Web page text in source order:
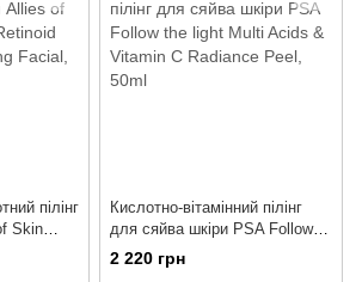
пілінг
Skin
Кислотно-вітамінний пілінг
для сяйва шкіри PSA Follow
the light Multi Acids & Vitamin
C Radiance Peel, 50ml
2 220 грн